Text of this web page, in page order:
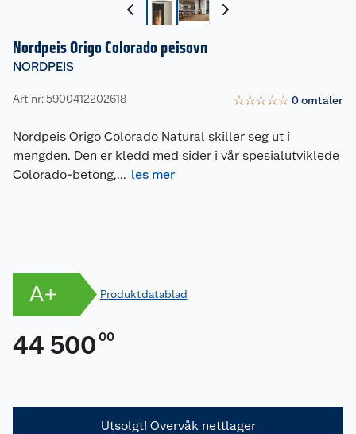
Nordpeis Origo Colorado peisovn
NORDPEIS
Art nr: 5900412202618 ☆☆☆☆☆ 0omtaler
Nordpeis Origo Colorado Natural skiller seg ut i
mengden. Den er kledd med sider i vår spesialutviklede
Colorado-betong,... les mer
A+ Produktdatablad
44 500 00
Utsolgt! Overvåk nettlager